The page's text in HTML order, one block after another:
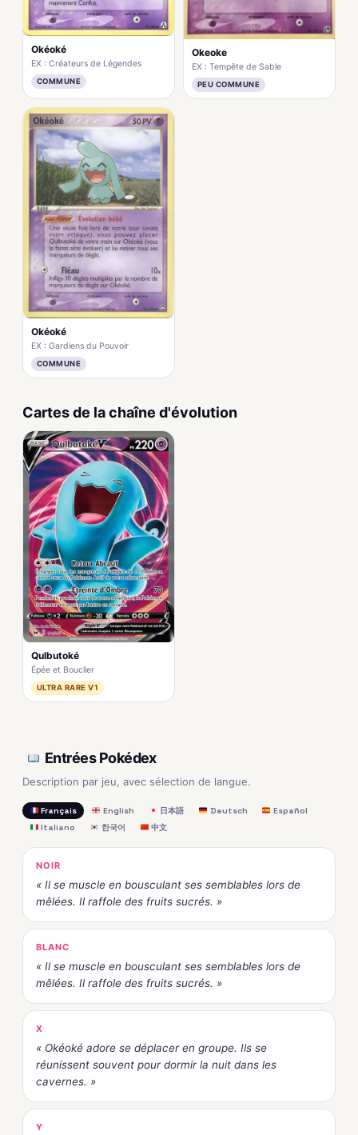
Okéoké
EX : Créateurs de Légendes
COMMUNE
Okeoke
EX : Tempête de Sable
PEU COMMUNE
Okéoké
EX : Gardiens du Pouvoir
COMMUNE
Cartes de la chaîne d'évolution
Qulbutoké
Épée et Bouclier
ULTRA RARE V1
Entrées Pokédex
Description par jeu, avec sélection de langue.
Français English 日本語 Deutsch
Español
Italiano
한국어 中文
NOIR
« Il se muscle en bousculant ses semblables lors de
mêlées. Il raffole des fruits sucrés. »
BLANC
« Il se muscle en bousculant ses semblables lors de
mêlées. Il raffole des fruits sucrés. »
X
« Okéoké adore se déplacer en groupe. Ils se
réunissent souvent pour dormir la nuit dans les
cavernes. »
Y